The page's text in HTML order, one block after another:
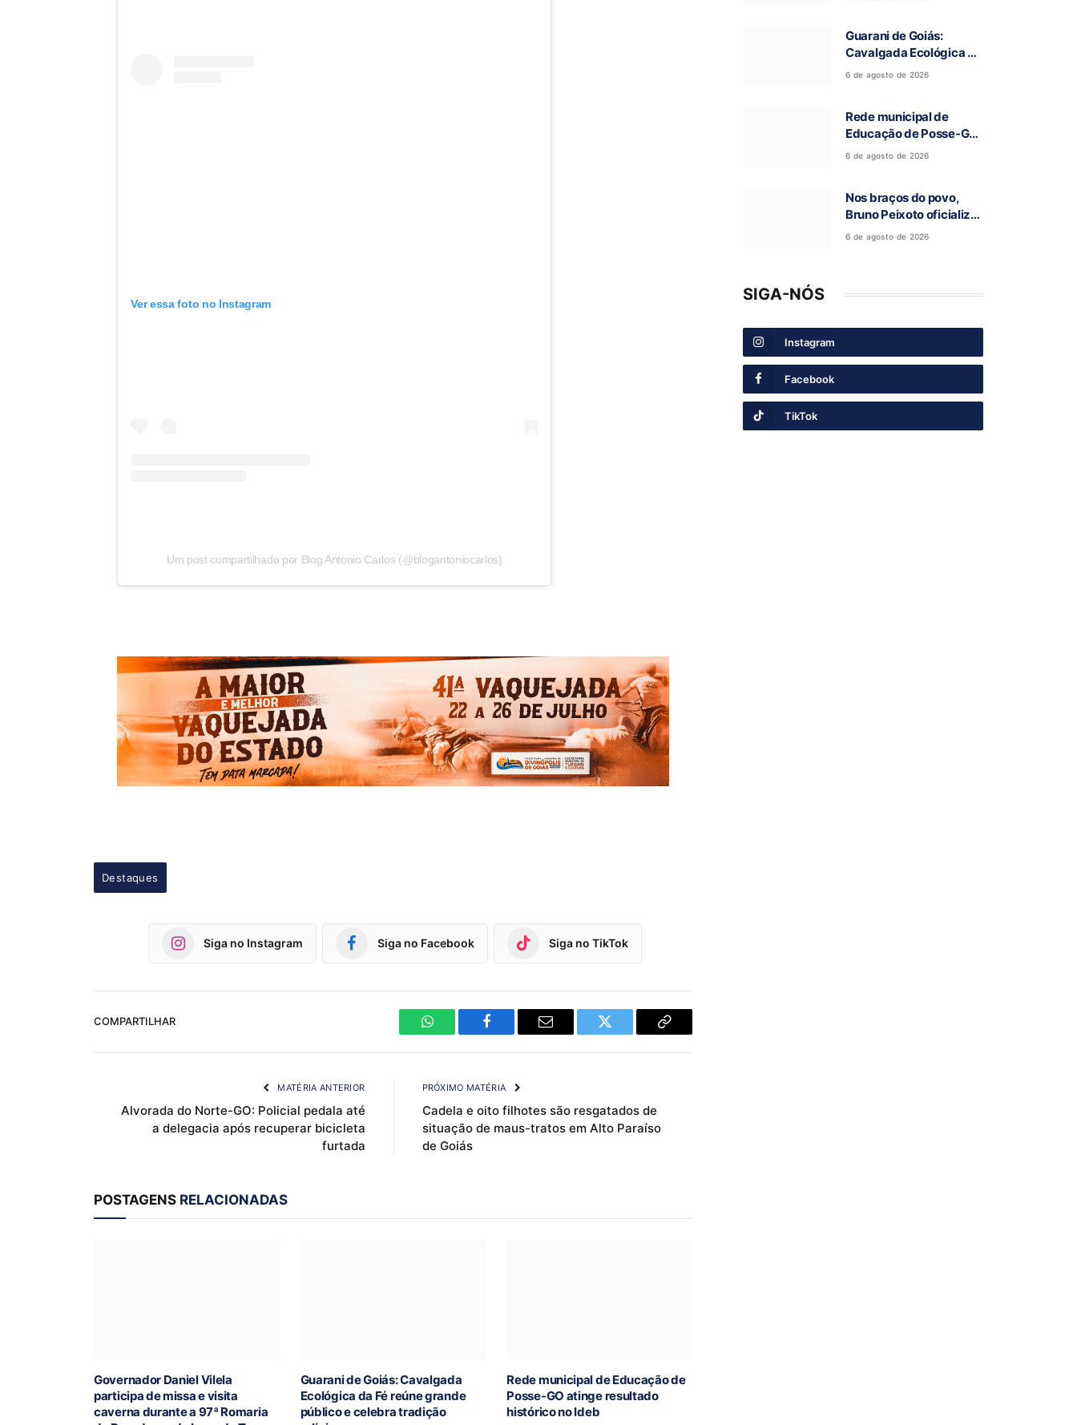
Ver essa foto no Instagram
Um post compartilhado por Blog Antonio Carlos (@blogantoniocarlos)
Destaques
Siga no Instagram Siga no Facebook Siga no TikTok
COMPARTILHAR
WhatsAppFacebook Email Twitter
Copy
MATÉRIA ANTERIOR
Alvorada do Norte-GO: Policial pedala até
a delegacia após recuperar bicicleta
furtada
PRÓXIMO MATÉRIA
Cadela e oito filhotes são resgatados de
situação de maus-tratos em Alto Paraíso
de Goiás
POSTAGENS RELACIONADAS
Governador Daniel Vilela
participa de missa e visita
caverna durante a 97ª Romaria
Guarani de Goiás: Cavalgada
Ecológica da Fé reúne grande
público e celebra tradição
Rede municipal de Educação de
Posse-GO atinge resultado
histórico no Ideb
Ronca
Guarani de Goiás:
Cavalgada Ecológica da
Fé reúne grande público
6 de agosto de 2026
Rede municipal de
Educação de Posse-GO
atinge resultado
6 de agosto de 2026
Nos braços do povo,
Bruno Peixoto oficializa
candidatura a deputado
6 de agosto de 2026
SIGA-NÓS
Instagram
Facebook
TikTok